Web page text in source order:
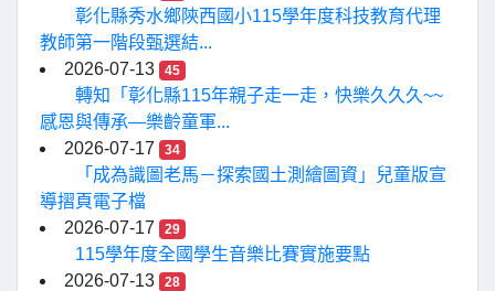
彰化縣秀水鄉陝西國小115學年度科技教育代理
教師第一階段甄選結...
2026-07-13
45
轉知「彰化縣115年親子走一走，快樂久久久~~
感恩與傳承—樂齡童軍...
2026-07-17
34
「成為識圖老馬－探索國土測繪圖資」兒童版宣
導摺頁電子檔
2026-07-17
29
115學年度全國學生音樂比賽實施要點
2026-07-13
28